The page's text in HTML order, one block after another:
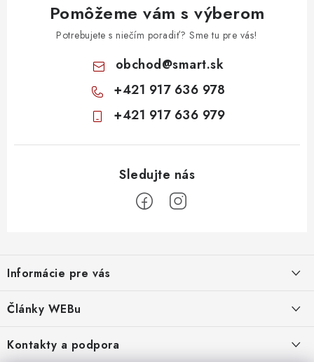
Pomôžeme vám s výberom
Potrebujete s niečím poradiť? Sme tu pre vás!
obchod@smart.sk
+421 917 636 978
+421 917 636 979
p
ä
Informácie pre vás
Obchodné podmienky
Moja objednávka
Články WEBu
Dôležité oznamy
16.6.2026
Kontakty a podpora